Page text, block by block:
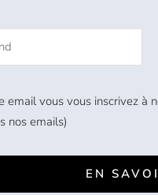
email vous vous inscrivez à
nos emails)
EN